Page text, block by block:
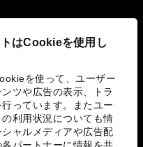
はCookieを使用し
を使って、ユーザー
ツや広告の表示、トラ
っています。またユー
利用状況についても情
ャルメディアや広告配